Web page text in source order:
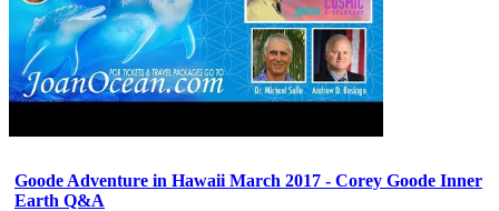
Goode Adventure in Hawaii March 2017 - Corey Goode Inner
Earth Q&A